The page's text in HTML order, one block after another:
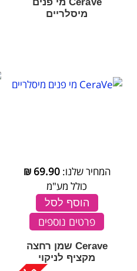
מיסלריים
המחיר שלנו:69.90
₪
כולל מע"מ
הוסף לסל
פרטים נוספים
Cerave שמן רחצה
מקציף לניקוי